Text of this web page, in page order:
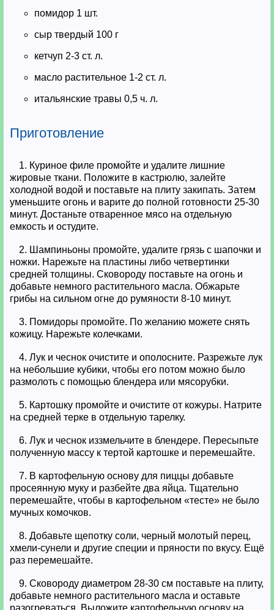
помидор 1 шт.
сыр твердый 100 г
кетчуп 2-3 ст. л.
масло растительное 1-2 ст. л.
итальянские травы 0,5 ч. л.
Приготовление
1. Куриное филе промойте и удалите лишние
жировые ткани. Положите в кастрюлю, залейте
холодной водой и поставьте на плиту закипать. Затем
уменьшите огонь и варите до полной готовности 25-30
минут. Достаньте отваренное мясо на отдельную
емкость и остудите.
2. Шампиньоны промойте, удалите грязь с шапочки и
ножки. Нарежьте на пластины либо четвертинки
средней толщины. Сковороду поставьте на огонь и
добавьте немного растительного масла. Обжарьте
грибы на сильном огне до румяности 8-10 минут.
3. Помидоры промойте. По желанию можете снять
кожицу. Нарежьте колечками.
4. Лук и чеснок очистите и ополосните. Разрежьте лук
на небольшие кубики, чтобы его потом можно было
размолоть с помощью блендера или мясорубки.
5. Картошку промойте и очистите от кожуры. Натрите
на средней терке в отдельную тарелку.
6. Лук и чеснок иззмельчите в блендере. Пересыпьте
полученную массу к тертой картошке и перемешайте.
7. В картофельную основу для пиццы добавьте
просеянную муку и разбейте два яйца. Тщательно
перемешайте, чтобы в картофельном «тесте» не было
мучных комочков.
8. Добавьте щепотку соли, черный молотый перец,
хмели-сунели и другие специи и пряности по вкусу. Ещё
раз перемешайте.
9. Сковороду диаметром 28-30 см поставьте на плиту,
добавьте немного растительного масла и оставьте